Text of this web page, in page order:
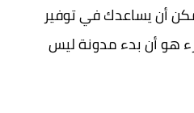
أن يساعدك في توفير
هو أن بدء مدونة ليس